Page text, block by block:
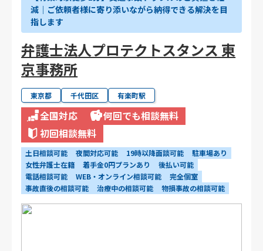
減｜ご依頼者様に寄り添いながら納得できる解決を目
指します
弁護士法人プロテクトスタンス 東
京事務所
東京都 千代田区 有楽町駅
全国対応
何回でも相談無料
初回相談無料
土日相談可能 夜間対応可能 19時以降面談可能
駐車場あり
女性弁護士在籍
着手金0円プランあり
後払い可能
電話相談可能
WEB・オンライン相談可能
完全個室
事故直後の相談可能
治療中の相談可能 物損事故の相談可能